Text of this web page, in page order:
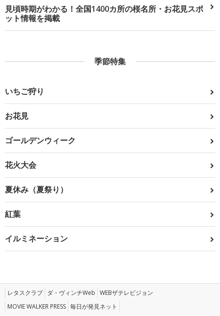
見頃時期がわかる！全国1400カ所の桜名所・お花見スポ
ット情報を掲載
季節特集
いちご狩り
お花見
ゴールデンウィーク
花火大会
夏休み（夏祭り）
紅葉
イルミネーション
レタスクラブ ダ・ヴィンチWeb WEBザテレビジョン
MOVIE WALKER PRESS 毎日が発見ネット